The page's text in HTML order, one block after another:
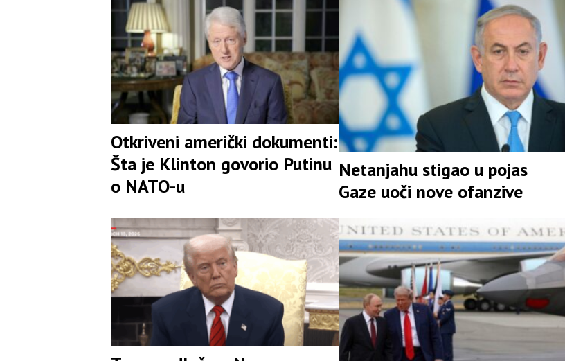
Otkriveni američki dokumenti:
Šta je Klinton govorio Putinu
o NATO-u
Netanjahu stigao u pojas
Gaze uoči nove ofanzive